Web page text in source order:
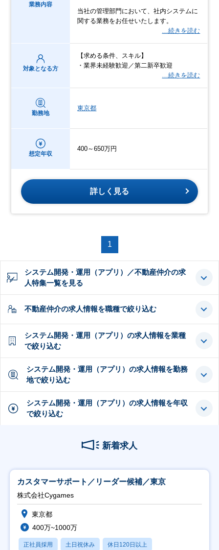
業務内容
当社の管理部門において、社内システムに
関する業務をお任せいたします。
…続きを読む
対象となる方
【求める条件、スキル】
・業界未経験歓迎／第二新卒歓迎
…続きを読む
勤務地
東京都
想定年収
400～650万円
詳しく見る
1
システム開発・運用（アプリ）／不動産仲介の求
人特集一覧を見る
不動産仲介の求人情報を職種で絞り込む
システム開発・運用（アプリ）の求人情報を業種
で絞り込む
システム開発・運用（アプリ）の求人情報を勤務
地で絞り込む
システム開発・運用（アプリ）の求人情報を年収
で絞り込む
新着求人
カスタマーサポート／リーダー候補／東京
株式会社Cygames
東京都
400万~1000万
正社員採用 土日祝休み 休日120日以上